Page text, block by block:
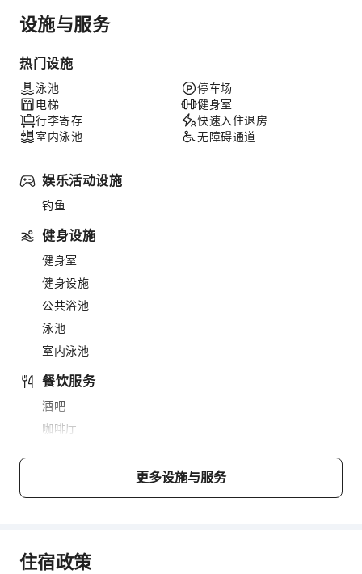
设施与服务
热门设施
泳池
电梯
行李寄存
室内泳池
停车场
健身室
快速入住退房
无障碍通道
娱乐活动设施
钓鱼
健身设施
健身室
健身设施
公共浴池
泳池
室内泳池
餐饮服务
酒吧
咖啡厅
传真/复印
更多设施与服务
住宿政策